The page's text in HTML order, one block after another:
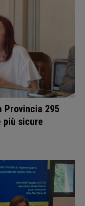
Provincia 295
più sicure